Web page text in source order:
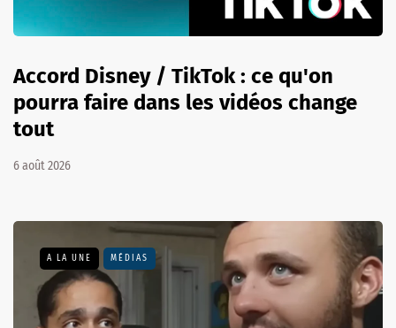
Accord Disney / TikTok : ce qu'on
pourra faire dans les vidéos change
tout
6 août 2026
A LA UNE MÉDIAS